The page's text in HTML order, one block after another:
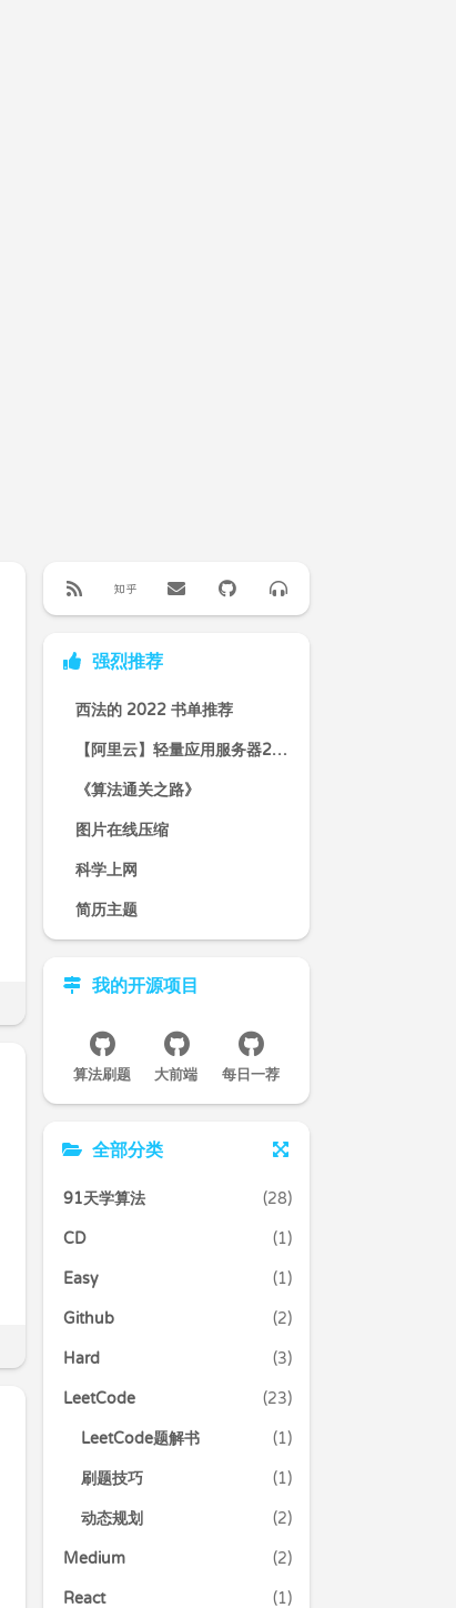
强烈推荐
西法的 2022 书单推荐
【阿里云】轻量应用服务器2核2G 低至60元/年起
《算法通关之路》
图片在线压缩
科学上网
简历主题
我的开源项目
算法刷题 大前端 每日一荐
全部分类
91天学算法 (28)
CD (1)
Easy (1)
Github (2)
Hard (3)
LeetCode (23)
LeetCode题解书 (1)
刷题技巧 (1)
动态规划 (2)
Medium (2)
React (1)